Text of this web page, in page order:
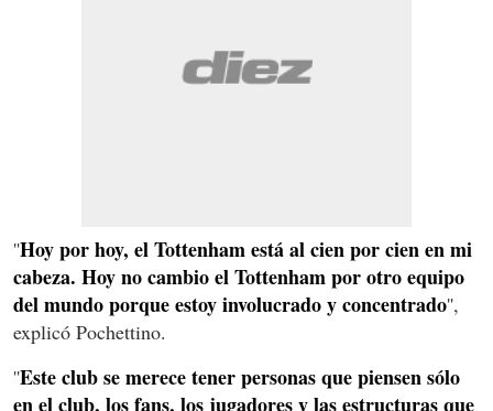
''Hoy por hoy, el Tottenham está al cien por cien en mi
cabeza. Hoy no cambio el Tottenham por otro equipo
del mundo porque estoy involucrado y concentrado'',
explicó Pochettino.
''Este club se merece tener personas que piensen sólo
en el club, los fans, los jugadores y las estructuras que